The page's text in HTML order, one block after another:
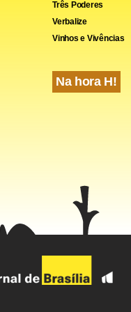
Granulometria, e revisa
Três Poderes
Verbalize
Vinhos e Vivências
Na hora H!